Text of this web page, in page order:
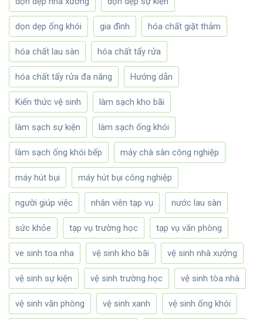
dọn dẹp ống khói gia đình hóa chất giặt thảm
hóa chất lau sàn hóa chất tẩy rửa
hóa chất tẩy rửa đa năng Hướng dẫn
Kiến thức vệ sinh làm sạch kho bãi
làm sạch sự kiện làm sạch ống khói
làm sạch ống khói bếp máy chà sàn công nghiệp
máy hút bụi máy hút bụi công nghiệp
người giúp việc nhân viên tạp vụ nước lau sàn
sức khỏe tạp vụ trường học tạp vụ văn phòng
ve sinh toa nha vệ sinh kho bãi vệ sinh nhà xưởng
vệ sinh sự kiện vệ sinh trường học vệ sinh tòa nhà
vệ sinh văn phòng vệ sinh xanh vệ sinh ống khói